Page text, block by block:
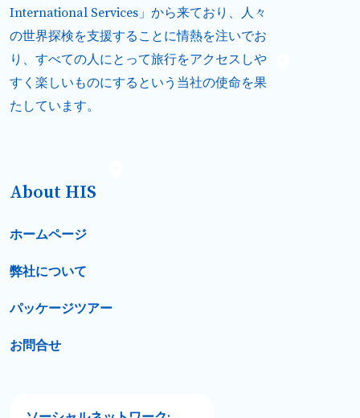
International Services」から来ており、人々
の世界探検を支援することに情熱を注いでお
り、すべての人にとって旅行をアクセスしや
すく楽しいものにするという当社の使命を果
たしています。
About HIS
ホームページ
弊社について
パッケージツアー
お問合せ